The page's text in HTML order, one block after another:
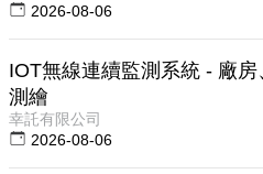
2026-08-06
IOT無線連續監測系統 - 廠
測繪
幸託有限公司
2026-08-06